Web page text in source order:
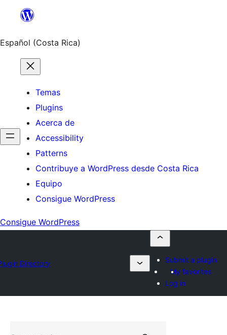
contenido
Español (Costa Rica)
Temas
Plugins
Acerca de
Accessibility
Patterns
Contribuye a WordPress desde Costa Rica
Equipo
Consigue WordPress
Consigue WordPress
Directory
Submit a plugin
My favorites
Log in